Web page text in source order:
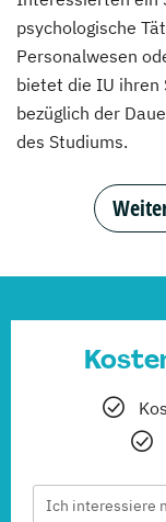
psychologische
Personalwesen
bietet die IU ihren
bezüglich der
des Studiums.
Ich interessiere